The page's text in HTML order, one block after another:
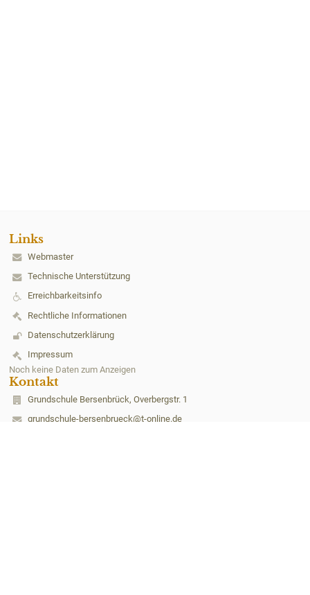
Links
Webmaster
Technische Unterstützung
Erreichbarkeitsinfo
Rechtliche Informationen
Datenschutzerklärung
Impressum
Noch keine Daten zum Anzeigen
Kontakt
Grundschule Bersenbrück, Overbergstr. 1
grundschule-bersenbrueck@t-online.de